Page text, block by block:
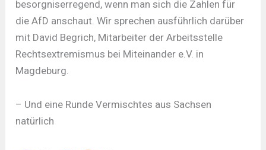
besorgniserregend, wenn man sich die Zahlen für
die AfD anschaut. Wir sprechen ausführlich darüber
mit David Begrich, Mitarbeiter der Arbeitsstelle
Rechtsextremismus bei Miteinander e.V. in
Magdeburg.
– Und eine Runde Vermischtes aus Sachsen
natürlich